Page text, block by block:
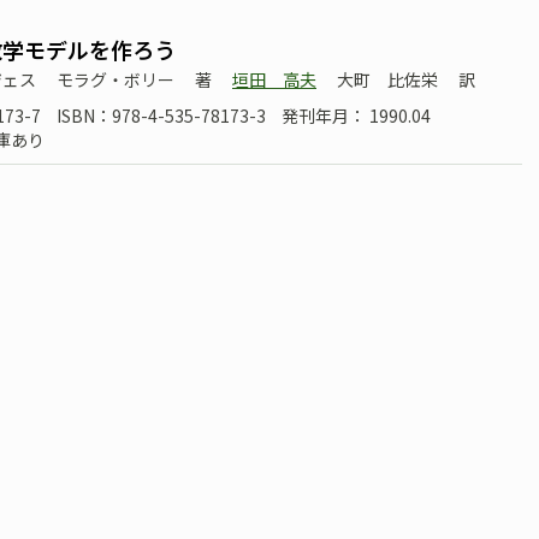
モデルを作ろう
ス モラグ・ボリー 著 垣田 高夫 大町 比佐栄
訳
7
ISBN：978-4-535-78173-3
発刊年月： 1990.04
あり